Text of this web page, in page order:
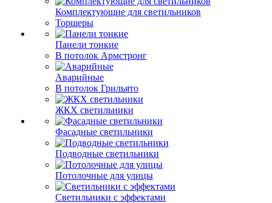
Комплектующие для светильников
Торшеры
Панели тонкие
В потолок Армстронг
Аварийные
В потолок Грильято
ЖКХ светильники
Фасадные светильники
Подводные светильники
Потолочные для улицы
Светильники с эффектами